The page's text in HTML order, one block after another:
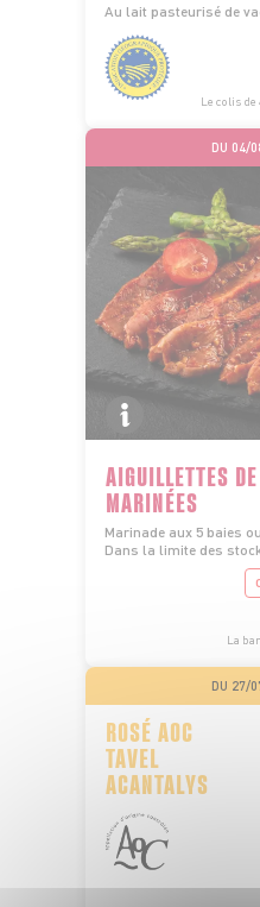
Au lait pasteurisé de
Le colis de
DU 04/
AIGUILLETTES
MARINÉES
Marinade aux 5 baies
Dans la limite des
La
DU 27/
ROSÉ AOC
TAVEL
ACANTALYS